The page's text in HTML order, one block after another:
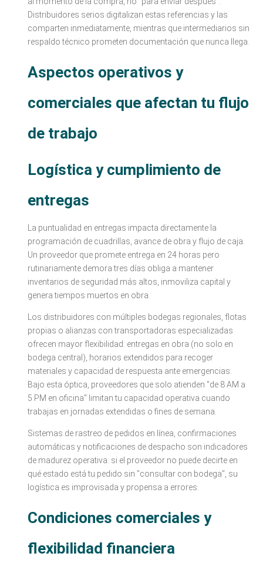
Distribuidores serios digitalizan estas referencias y las
comparten inmediatamente, mientras que intermediarios sin
respaldo técnico prometen documentación que nunca llega.
Aspectos operativos y
comerciales que afectan tu flujo
de trabajo
Logística y cumplimiento de
entregas
La puntualidad en entregas impacta directamente la
programación de cuadrillas, avance de obra y flujo de caja.
Un proveedor que promete entrega en 24 horas pero
rutinariamente demora tres días obliga a mantener
inventarios de seguridad más altos, inmoviliza capital y
genera tiempos muertos en obra.
Los distribuidores con múltiples bodegas regionales, flotas
propias o alianzas con transportadoras especializadas
ofrecen mayor flexibilidad: entregas en obra (no solo en
bodega central), horarios extendidos para recoger
materiales y capacidad de respuesta ante emergencias.
Bajo esta óptica, proveedores que solo atienden "de 8 AM a
5 PM en oficina" limitan tu capacidad operativa cuando
trabajas en jornadas extendidas o fines de semana.
Sistemas de rastreo de pedidos en línea, confirmaciones
automáticas y notificaciones de despacho son indicadores
de madurez operativa: si el proveedor no puede decirte en
qué estado está tu pedido sin "consultar con bodega", su
logística es improvisada y propensa a errores.
Condiciones comerciales y
flexibilidad financiera